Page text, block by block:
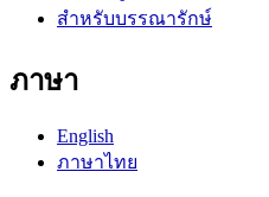
สำหรับบรรณารักษ์
ภาษา
English
ภาษาไทย